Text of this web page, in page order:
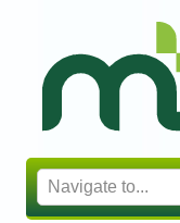
Mapa